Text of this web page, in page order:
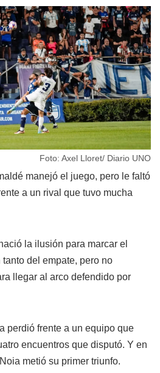
Foto: Axel Lloret/ Diario UNO
manejó el juego, pero le faltó
a un rival que tuvo mucha
la ilusión para marcar el
del empate, pero no
llegar al arco defendido por
perdió frente a un equipo que
encuentros que disputó. Y en
metió su primer triunfo.